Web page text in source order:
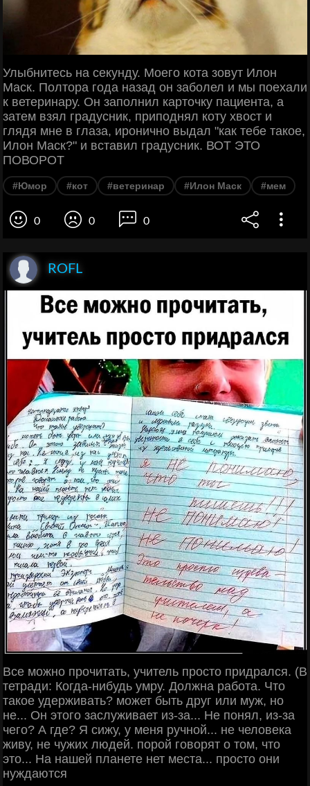
Улыбнитесь на секунду. Моего кота зовут Илон
Маск. Полтора года назад он заболел и мы поехали
к ветеринару. Он заполнил карточку пациента, а
затем взял градусник, приподнял коту хвост и
глядя мне в глаза, иронично выдал "как тебе такое,
Илон Маск?" и вставил градусник. ВОТ ЭТО
ПОВОРОТ
#Юмор #кот #ветеринар #Илон Маск #мем
0 0 0
ROFL
Все можно прочитать, учитель просто придрался. (В
тетради: Когда-нибудь умру. Должна работа. Что
такое удерживать? может быть друг или муж, но
не... Он этого заслуживает из-за... Не понял, из-за
чего? А где? Я сижу, у меня ручной... не человека
живу, не чужих людей. порой говорят о том, что
это... На нашей планете нет места... просто они
нуждаются